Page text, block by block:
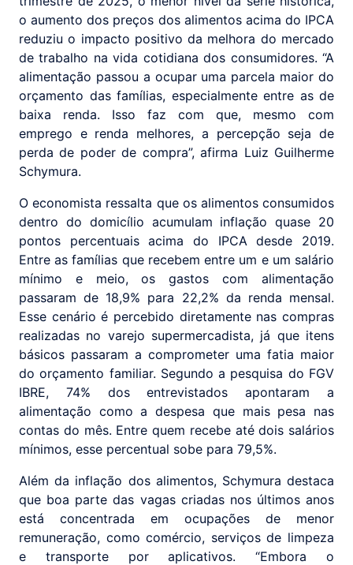
o aumento dos preços dos alimentos acima do IPCA
reduziu o impacto positivo da melhora do mercado
de trabalho na vida cotidiana dos consumidores. “A
alimentação passou a ocupar uma parcela maior do
orçamento das famílias, especialmente entre as de
baixa renda. Isso faz com que, mesmo com
emprego e renda melhores, a percepção seja de
perda de poder de compra”, afirma Luiz Guilherme
Schymura.
O economista ressalta que os alimentos consumidos
dentro do domicílio acumulam inflação quase 20
pontos percentuais acima do IPCA desde 2019.
Entre as famílias que recebem entre um e um salário
mínimo e meio, os gastos com alimentação
passaram de 18,9% para 22,2% da renda mensal.
Esse cenário é percebido diretamente nas compras
realizadas no varejo supermercadista, já que itens
básicos passaram a comprometer uma fatia maior
do orçamento familiar. Segundo a pesquisa do FGV
IBRE, 74% dos entrevistados apontaram a
alimentação como a despesa que mais pesa nas
contas do mês. Entre quem recebe até dois salários
mínimos, esse percentual sobe para 79,5%.
Além da inflação dos alimentos, Schymura destaca
que boa parte das vagas criadas nos últimos anos
está concentrada em ocupações de menor
remuneração, como comércio, serviços de limpeza
e transporte por aplicativos. “Embora o